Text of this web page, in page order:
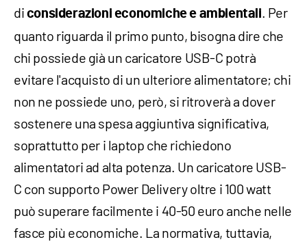
di considerazioni economiche e ambientali. Per
quanto riguarda il primo punto, bisogna dire che
chi possiede già un caricatore USB-C potrà
evitare l'acquisto di un ulteriore alimentatore; chi
non ne possiede uno, però, si ritroverà a dover
sostenere una spesa aggiuntiva significativa,
soprattutto per i laptop che richiedono
alimentatori ad alta potenza. Un caricatore USB-
C con supporto Power Delivery oltre i 100 watt
può superare facilmente i 40-50 euro anche nelle
fasce più economiche. La normativa, tuttavia,